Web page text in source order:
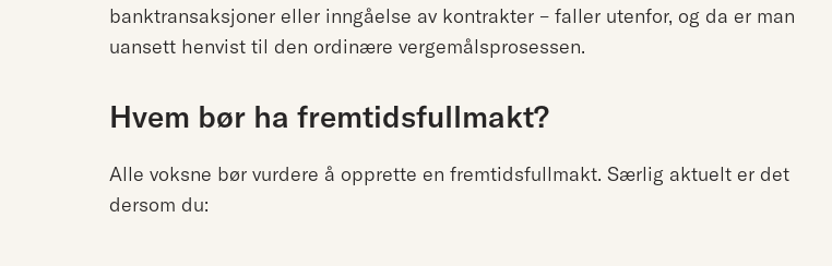
banktransaksjoner eller inngåelse av kontrakter – faller utenfor, og da er man
uansett henvist til den ordinære vergemålsprosessen.
Hvem bør ha fremtidsfullmakt?
Alle voksne bør vurdere å opprette en fremtidsfullmakt. Særlig aktuelt er det
dersom du: